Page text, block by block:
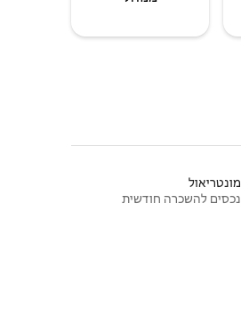
מונטריאול
נכסים להשכרה חודשית